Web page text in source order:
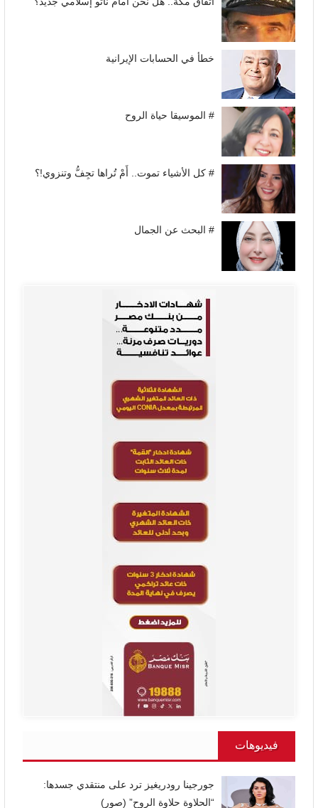
خطأ في الحسابات الإيرانية
# الموسيقا حياة الروح
# كل الأشياء تموت.. أَمْ تُراها تجِفُّ وتنزوي!؟
# البحث عن الجمال
فيديوهات
جورجينا رودريغيز ترد على منتقدي جسدها:
“الحلاوة حلاوة الروح” (صور)